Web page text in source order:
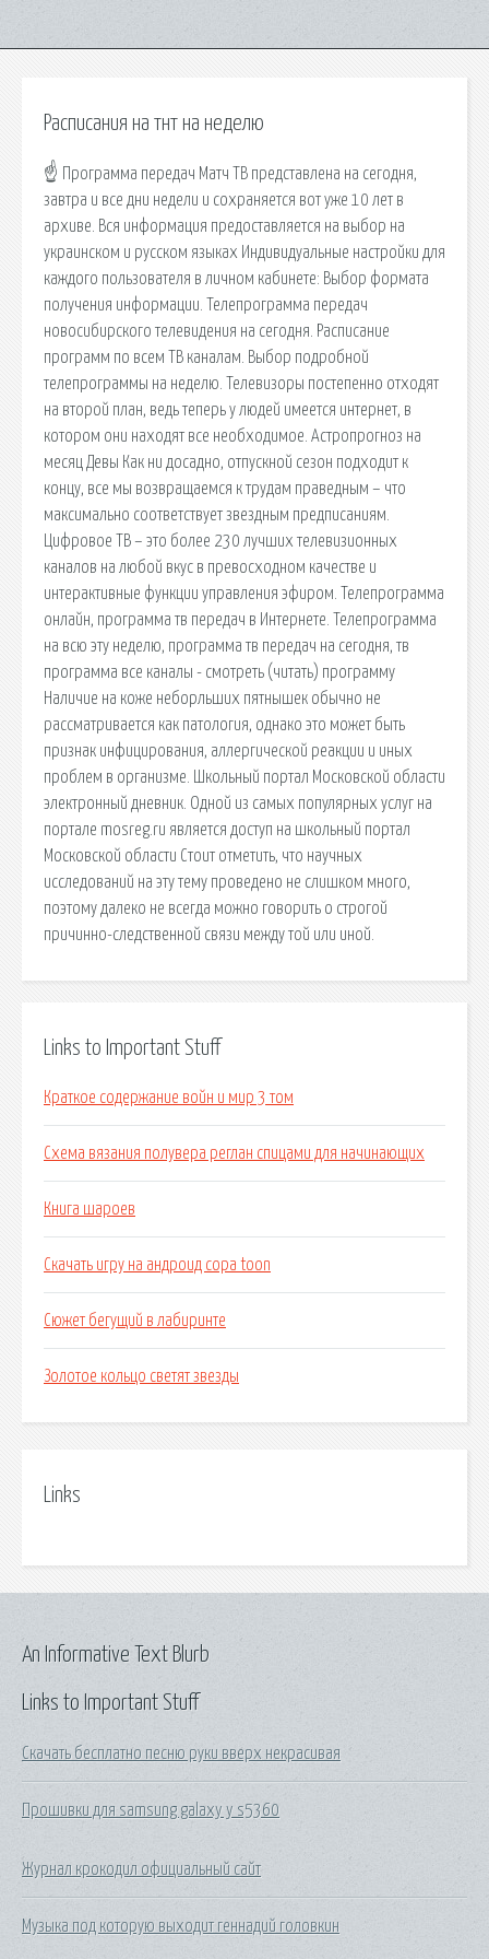
Расписания на тнт на неделю
☝ Программа передач Матч ТВ представлена на сегодня,
завтра и все дни недели и сохраняется вот уже 10 лет в
архиве. Вся информация предоставляется на выбор на
украинском и русском языках Индивидуальные настройки для
каждого пользователя в личном кабинете: Выбор формата
получения информации. Телепрограмма передач
новосибирского телевидения на сегодня. Расписание
программ по всем ТВ каналам. Выбор подробной
телепрограммы на неделю. Телевизоры постепенно отходят
на второй план, ведь теперь у людей имеется интернет, в
котором они находят все необходимое. Астропрогноз на
месяц Девы Как ни досадно, отпускной сезон подходит к
концу, все мы возвращаемся к трудам праведным – что
максимально соответствует звездным предписаниям.
Цифровое ТВ – это более 230 лучших телевизионных
каналов на любой вкус в превосходном качестве и
интерактивные функции управления эфиром. Телепрограмма
онлайн, программа тв передач в Интернете. Телепрограмма
на всю эту неделю, программа тв передач на сегодня, тв
программа все каналы - смотреть (читать) программу
Наличие на коже неборльших пятнышек обычно не
рассматривается как патология, однако это может быть
признак инфицирования, аллергической реакции и иных
проблем в организме. Школьный портал Московской области
электронный дневник. Одной из самых популярных услуг на
портале mosreg.ru является доступ на школьный портал
Московской области Стоит отметить, что научных
исследований на эту тему проведено не слишком много,
поэтому далеко не всегда можно говорить о строгой
причинно-следственной связи между той или иной.
Links to Important Stuff
Краткое содержание войн и мир 3 том
Схема вязания полувера реглан спицами для начинающих
Книга шароев
Скачать игру на андроид copa toon
Сюжет бегущий в лабиринте
Золотое кольцо светят звезды
Links
Links to Important Stuff
Скачать бесплатно песню руки вверх некрасивая
Прошивки для samsung galaxy y s5360
Журнал крокодил официальный сайт
Музыка под которую выходит геннадий головкин
An Informative Text Blurb